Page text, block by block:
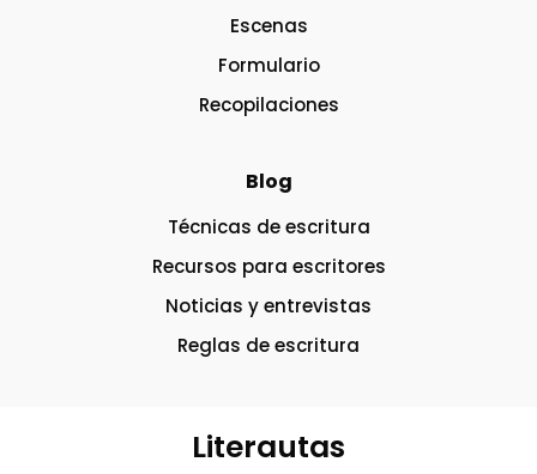
Escenas
Formulario
Recopilaciones
Blog
Técnicas de escritura
Recursos para escritores
Noticias y entrevistas
Reglas de escritura
Literautas